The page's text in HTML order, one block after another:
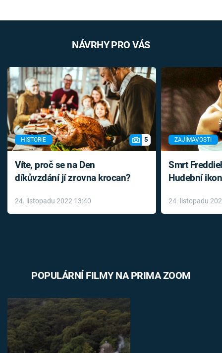
NÁVRHY PRO VÁS
HISTORIE 5
Víte, proč se na Den
díkůvzdání jí zrovna krocan?
24. listopadu 2022 13:40
ZAJÍMAVOSTI
Smrt
Hudební
léky
24. listopadu
POPULÁRNÍ FILMY NA PRIMA ZOOM